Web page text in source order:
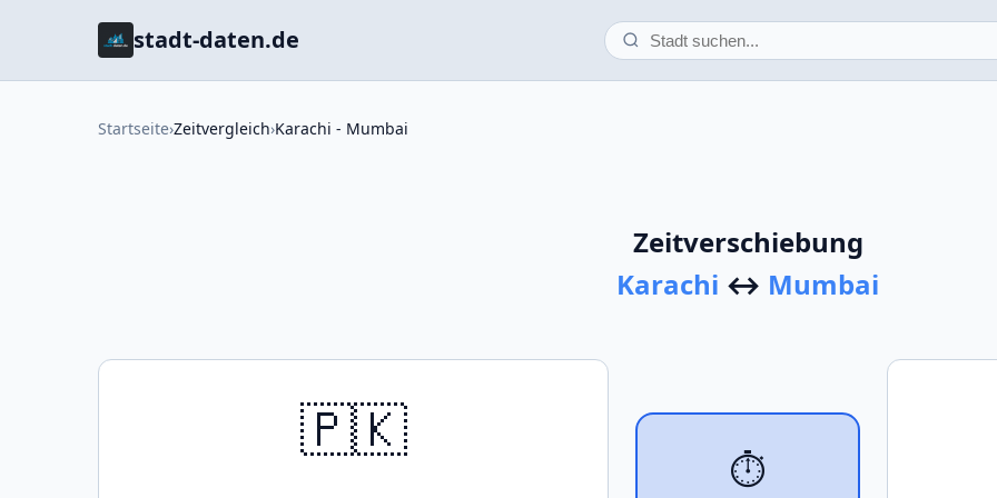
stadt-daten.de
Startseite›Zeitvergleich›Karachi - Mumbai
Zeitverschiebung
Karachi ↔ Mumbai
🇵🇰
⏱️